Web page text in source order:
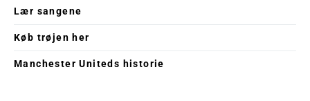
Lær sangene
Køb trøjen her
Manchester Uniteds historie